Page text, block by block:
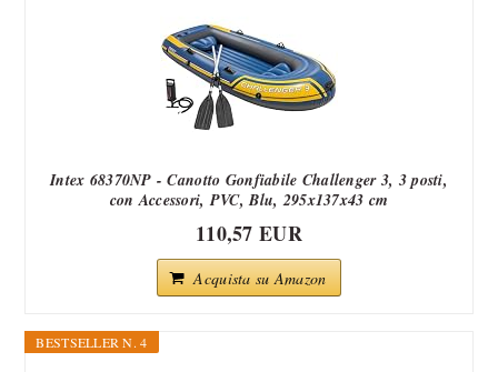
Intex 68370NP - Canotto Gonfiabile Challenger 3, 3 posti,
con Accessori, PVC, Blu, 295x137x43 cm
110,57 EUR
Acquista su Amazon
BESTSELLER N. 4